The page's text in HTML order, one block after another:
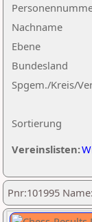
Nachname
Ebene
Sortierung
Bundesland
Spgem./Kreis/
Vereinslisten:
Pnr:101995